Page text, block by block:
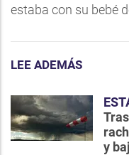
estaba con su bebé
LEE ADEMÁS
y